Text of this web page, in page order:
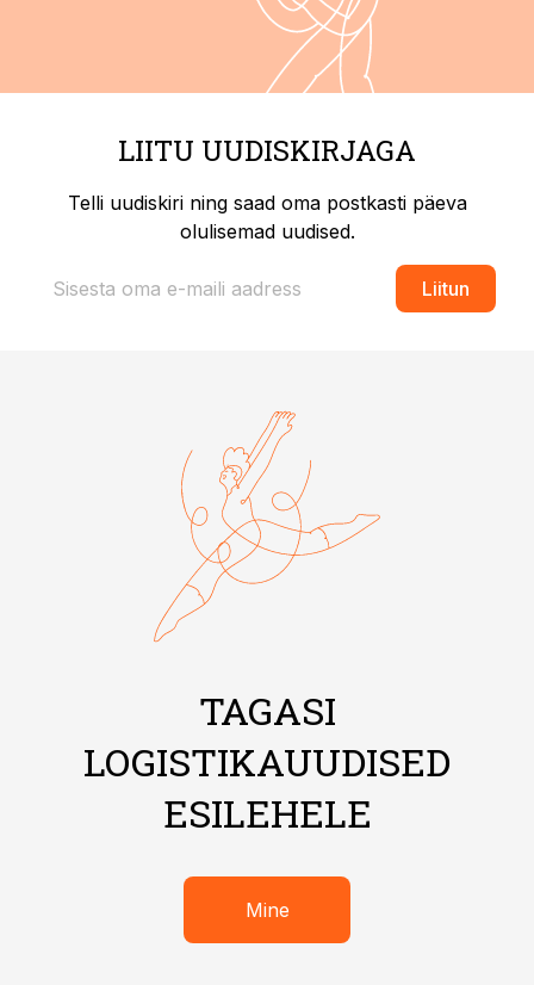
LIITU UUDISKIRJAGA
Telli uudiskiri ning saad oma postkasti päeva
olulisemad uudised.
Liitun
TAGASI
LOGISTIKAUUDISED
ESILEHELE
Mine